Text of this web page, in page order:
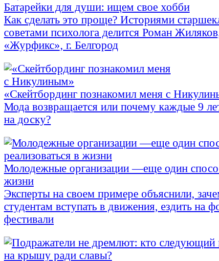
Батарейки для души: ищем свое хобби
Как сделать это проще? Историями
советами психолога делится Роман
«Журфикс», г. Белгород
«Скейтбординг познакомил меня с
Мода возвращается или почему каждые 9
на доску?
Молодежные организации —еще один
жизни
Эксперты на своем примере объяснили,
студентам вступать в движения, ездить на
фестивали